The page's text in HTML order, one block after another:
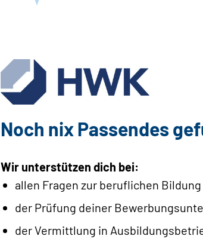
Noch nix Passendes
Wir unterstützen dich bei:
allen Fragen zur beruflichen
der Prüfung deiner
der Vermittlung in